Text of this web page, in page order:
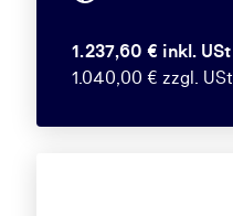
1.237,60 € inkl. USt
1.040,00 € zzgl. USt